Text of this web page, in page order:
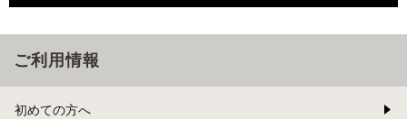
ご利用情報
初めての方へ